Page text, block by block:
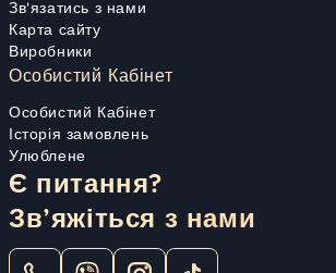
Зв'язатись з нами
Карта сайту
Виробники
Особистий Кабінет
Особистий Кабінет
Історія замовлень
Улюблене
Є питання?
Зв’яжіться з нами